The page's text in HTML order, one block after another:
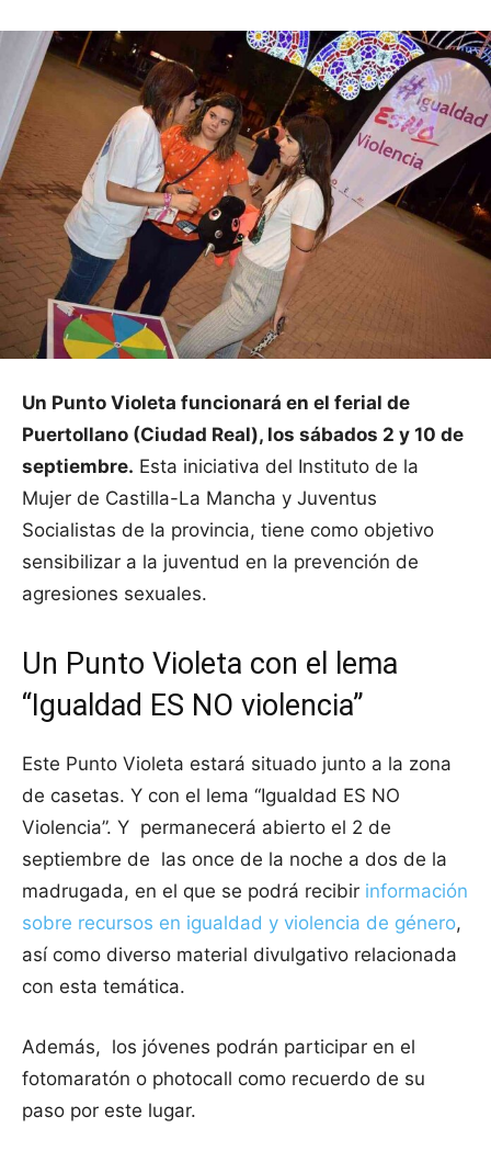
Un Punto Violeta funcionará en el ferial de
Puertollano (Ciudad Real), los sábados 2 y 10 de
septiembre. Esta iniciativa del Instituto de la
Mujer de Castilla-La Mancha y Juventus
Socialistas de la provincia, tiene como objetivo
sensibilizar a la juventud en la prevención de
agresiones sexuales.
Un Punto Violeta con el lema
“Igualdad ES NO violencia”
Este Punto Violeta estará situado junto a la zona
de casetas. Y con el lema “Igualdad ES NO
Violencia”. Y permanecerá abierto el 2 de
septiembre de las once de la noche a dos de la
madrugada, en el que se podrá recibir información
sobre recursos en igualdad y violencia de género,
así como diverso material divulgativo relacionada
con esta temática.
Además, los jóvenes podrán participar en el
fotomaratón o photocall como recuerdo de su
paso por este lugar.